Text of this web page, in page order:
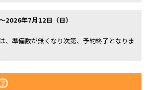
2026年7月12日（日）
、準備数が無くなり次第、予約終了となりま